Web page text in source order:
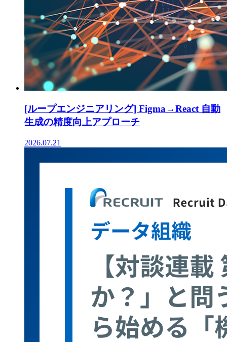
[ループエンジニアリング] Figma→React 自動
生成の精度向上アプローチ
2026.07.21